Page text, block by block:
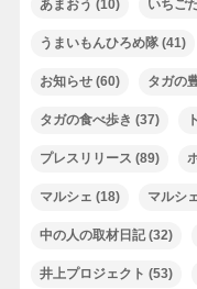
あまおう (10) いちご
うまいもんひろめ隊(41)
お知らせ(60) タガの
タガの食べ歩き (37)
プレスリリース (89)
マルシェ (18) マルシ
中の人の取材日記(32)
井上プロジェクト (53)